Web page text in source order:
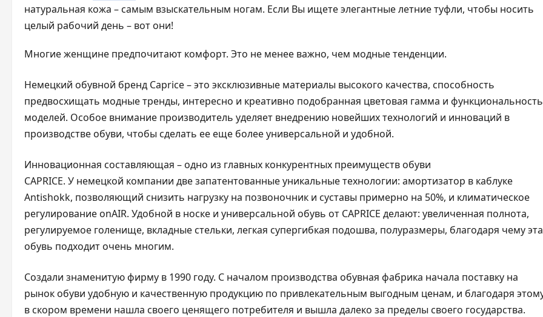
натуральная кожа – самым взыскательным ногам. Если Вы ищете элегантные летние туфли, чтобы носить
целый рабочий день – вот они!
Многие женщине предпочитают комфорт. Это не менее важно, чем модные тенденции.
Немецкий обувной бренд Caprice – это эксклюзивные материалы высокого качества, способность
предвосхищать модные тренды, интересно и креативно подобранная цветовая гамма и функциональность
моделей. Особое внимание производитель уделяет внедрению новейших технологий и инноваций в
производстве обуви, чтобы сделать ее еще более универсальной и удобной.
Инновационная составляющая – одно из главных конкурентных преимуществ обуви
CAPRICE. У немецкой компании две запатентованные уникальные технологии: амортизатор в каблуке
Antishokk, позволяющий снизить нагрузку на позвоночник и суставы примерно на 50%, и климатическое
регулирование onAIR. Удобной в носке и универсальной обувь от CAPRICE делают: увеличенная полнота,
регулируемое голенище, вкладные стельки, легкая супергибкая подошва, полуразмеры, благодаря чему эта
обувь подходит очень многим.
Создали знаменитую фирму в 1990 году. С началом производства обувная фабрика начала поставку на
рынок обуви удобную и качественную продукцию по привлекательным выгодным ценам, и благодаря
в скором времени нашла своего ценящего потребителя и вышла далеко за пределы своего государства.